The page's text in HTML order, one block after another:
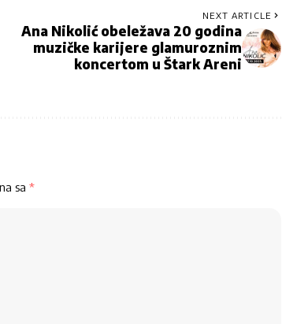
NEXT ARTICLE
Ana Nikolić obeležava 20 godina
muzičke karijere glamuroznim
koncertom u Štark Areni
sa *